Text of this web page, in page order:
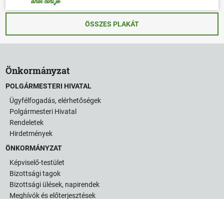
ÖSSZES PLAKÁT
Önkormányzat
POLGÁRMESTERI HIVATAL
Ügyfélfogadás, elérhetőségek
Polgármesteri Hivatal
Rendeletek
Hirdetmények
ÖNKORMÁNYZAT
Képviselő-testület
Bizottsági tagok
Bizottsági ülések, napirendek
Meghívók és előterjesztések